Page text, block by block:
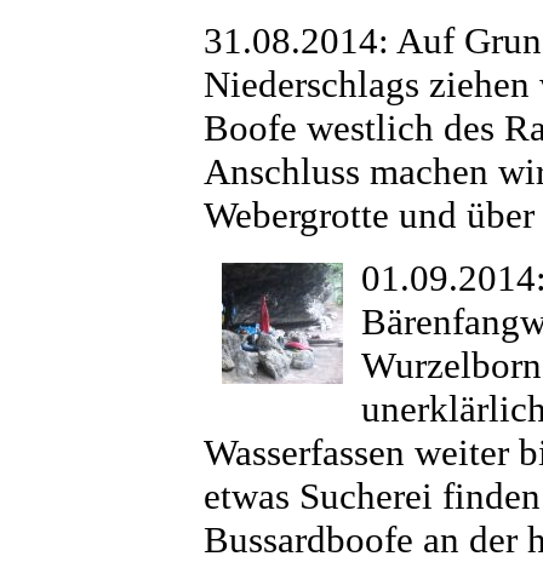
31.08.2014: Auf
Niederschlags
Boofe westlich des
Anschluss machen
Webergrotte und
Wasserfassen weiter
etwas Sucherei
Bussardboofe an der